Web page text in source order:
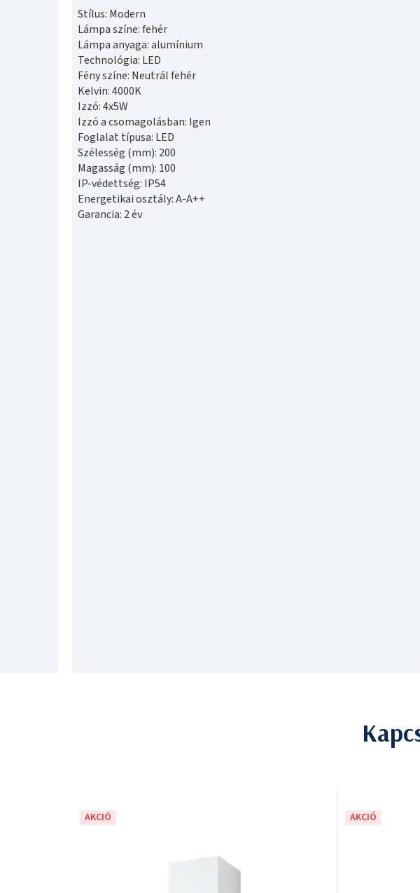
Stílus: Modern
Lámpa színe: fehér
Lámpa anyaga: alumínium
Technológia: LED
Fény színe: Neutrál fehér
Kelvin: 4000K
Izzó: 4x5W
Izzó a csomagolásban: Igen
Foglalat típusa: LED
Szélesség (mm): 200
Magasság (mm): 100
IP-védettség: IP54
Energetikai osztály: A-A++
Garancia: 2 év
AKCIÓ AKCIÓ